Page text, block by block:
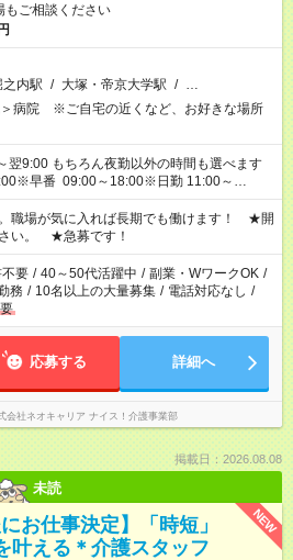
ご相談ください
内駅 / 大塚・帝京大学駅 / …
＞病院 ※ご自宅の近くなど、お好きな場所
翌9:00 もちろん夜勤以外の時間も選べます
早番 09:00～18:00※日勤 11:00～
、固定・選べる施設もあるので、ご希望が
！ ※シフト制。勤務地により実働時間が異
合でお休みが必要な場合も遠慮なくご相談
職場が気に入れば長期でも働けます！ ★開
い。 ★急募です！
不要 / 40～50代活躍中 / 副業・WワークOK /
務 / 10名以上の大量募集 / 電話対応なし /
応募する 詳細へ
会社ネオキャリア ナイス！介護事業部
掲載日：2026.08.08
未読
NEW
お仕事決定】「時短」
叶える＊介護スタッフ